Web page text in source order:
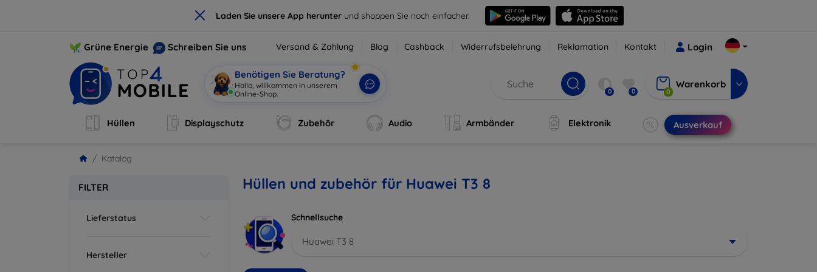
× Laden Sie unsere App herunter und shoppen Sie noch einfacher.
Grüne Energie Schreiben Sie uns Versand & Zahlung Blog Cashback Widerrufsbelehrung Reklamation Kontakt Login
Benötigen Sie Beratung?
Hallo, willkommen in unserem
Online-Shop.
0 0 0
Warenkorb
Hüllen Displayschutz Zubehör Audio Armbänder Elektronik Ausverkauf
Katalog
FILTER
Lieferstatus
Hersteller
Hüllen und zubehör für Huawei T3 8
Schnellsuche
Huawei T3 8